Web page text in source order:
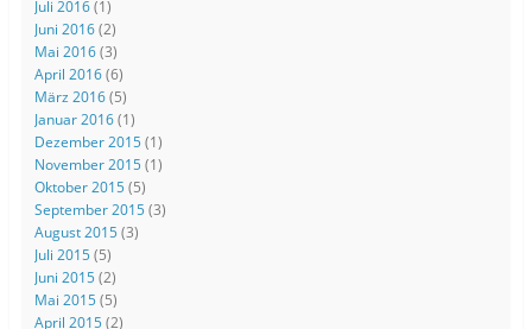
Juli 2016(1)
Juni 2016(2)
Mai 2016(3)
April 2016(6)
März 2016(5)
Januar 2016(1)
Dezember 2015(1)
November 2015(1)
Oktober 2015(5)
September 2015(3)
August 2015(3)
Juli 2015(5)
Juni 2015(2)
Mai 2015(5)
April 2015(2)